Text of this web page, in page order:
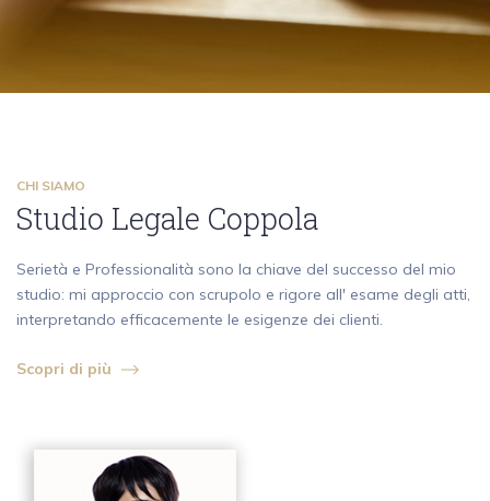
CHI SIAMO
Studio Legale Coppola
Serietà e Professionalità sono la chiave del successo del mio
studio: mi approccio con scrupolo e rigore all' esame degli atti,
interpretando efficacemente le esigenze dei clienti.
Scopri di più